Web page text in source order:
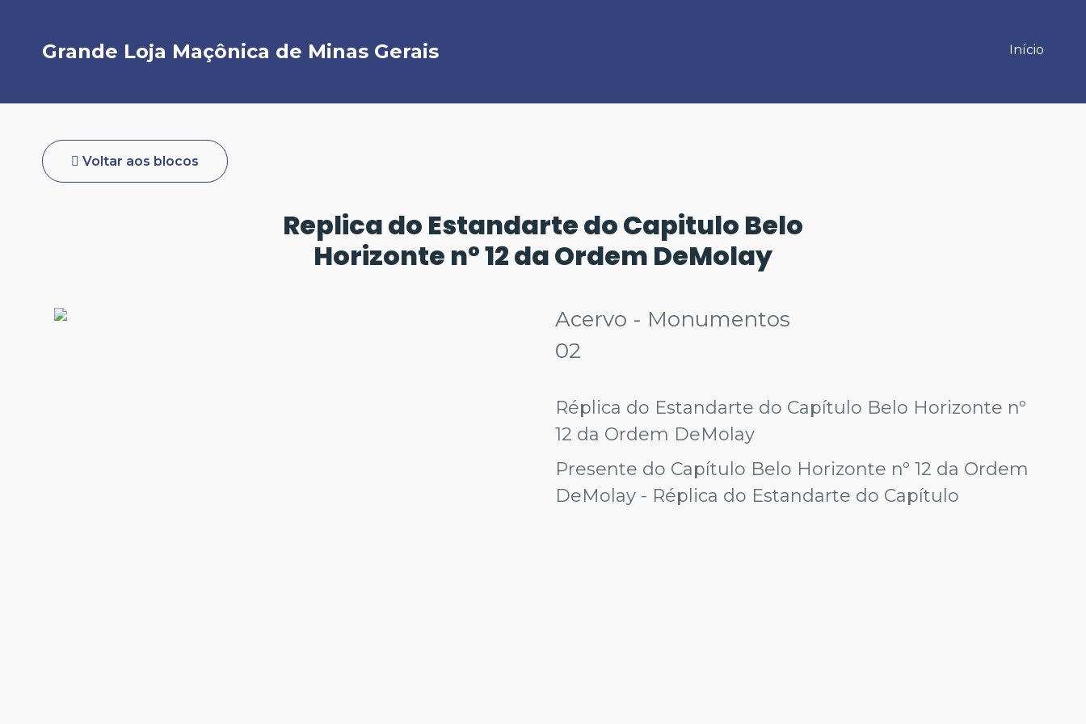
Início
Grande Loja Maçônica de Minas Gerais
Voltar aos blocos
Replica do Estandarte do Capitulo Belo
Horizonte nº 12 da Ordem DeMolay
Acervo - Monumentos
02
Réplica do Estandarte do Capítulo Belo Horizonte nº
12 da Ordem DeMolay
Presente do Capítulo Belo Horizonte nº 12 da Ordem
DeMolay - Réplica do Estandarte do Capítulo